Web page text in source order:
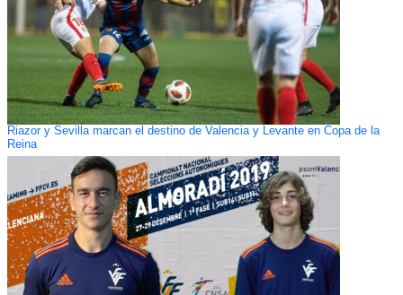
Riazor y Sevilla marcan el destino de Valencia y Levante en Copa de la
Reina